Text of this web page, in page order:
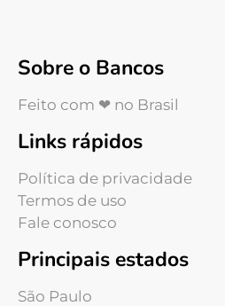
Sobre o Bancos
Feito com ❤ no Brasil
Links rápidos
Política de privacidade
Termos de uso
Fale conosco
Principais estados
São Paulo